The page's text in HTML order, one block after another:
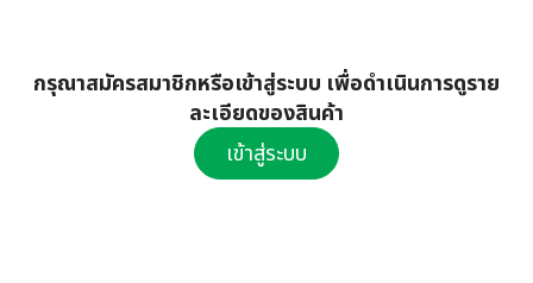
กรุณาสมัครสมาชิกหรือเข้าสู่ระบบ เพื่อดำเนินการดูราย
ละเอียดของสินค้า
เข้าสู่ระบบ